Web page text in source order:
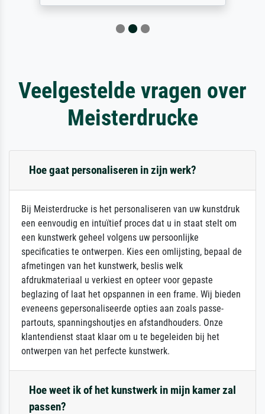
Veelgestelde vragen over
Meisterdrucke
Hoe gaat personaliseren in zijn werk?
Bij Meisterdrucke is het personaliseren van uw kunstdruk
een eenvoudig en intuïtief proces dat u in staat stelt om
een kunstwerk geheel volgens uw persoonlijke
specificaties te ontwerpen. Kies een omlijsting, bepaal de
afmetingen van het kunstwerk, beslis welk
afdrukmateriaal u verkiest en opteer voor gepaste
beglazing of laat het opspannen in een frame. Wij bieden
eveneens gepersonaliseerde opties aan zoals passe-
partouts, spanningshoutjes en afstandhouders. Onze
klantendienst staat klaar om u te begeleiden bij het
ontwerpen van het perfecte kunstwerk.
Hoe weet ik of het kunstwerk in mijn kamer zal
passen?